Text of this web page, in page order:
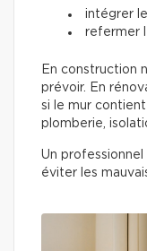
intégrer
refermer
En construction
prévoir. En
si le mur
plomberie,
Un
éviter les